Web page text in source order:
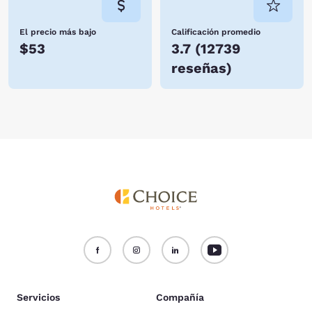
El precio más bajo
$53
Calificación promedio
3.7 (12739
reseñas)
Servicios Compañía